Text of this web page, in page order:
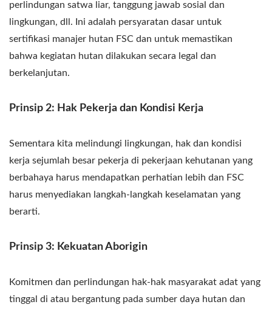
perlindungan satwa liar, tanggung jawab sosial dan
lingkungan, dll. Ini adalah persyaratan dasar untuk
sertifikasi manajer hutan FSC dan untuk memastikan
bahwa kegiatan hutan dilakukan secara legal dan
berkelanjutan.
Prinsip 2: Hak Pekerja dan Kondisi Kerja
Sementara kita melindungi lingkungan, hak dan kondisi
kerja sejumlah besar pekerja di pekerjaan kehutanan yang
berbahaya harus mendapatkan perhatian lebih dan FSC
harus menyediakan langkah-langkah keselamatan yang
berarti.
Prinsip 3: Kekuatan Aborigin
Komitmen dan perlindungan hak-hak masyarakat adat yang
tinggal di atau bergantung pada sumber daya hutan dan